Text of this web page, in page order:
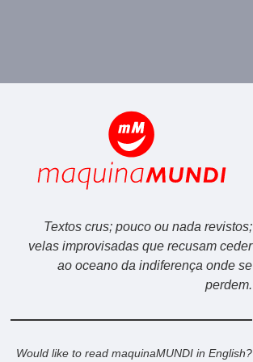
Textos crus; pouco ou nada revistos;
velas improvisadas que recusam ceder
ao oceano da indiferença onde se
perdem.
Would like to read maquinaMUNDI in English?